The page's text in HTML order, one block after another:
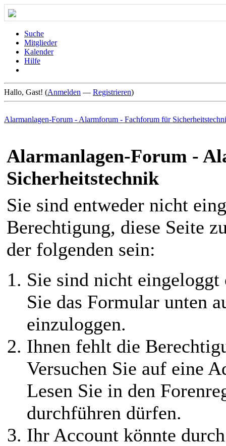
Suche
Mitglieder
Kalender
Hilfe
Hallo, Gast! (Anmelden — Registrieren)
Alarmanlagen-Forum - Alarmforum - Fachforum für
Alarmanlagen-Forum -
Sicherheitstechnik
Sie sind entweder nicht
Berechtigung, diese Seite
der folgenden sein:
Sie sind nicht
Sie das Formular unten
einzuloggen.
Ihnen fehlt die
Versuchen Sie auf eine
Lesen Sie in den
durchführen dürfen.
Ihr Account könnte